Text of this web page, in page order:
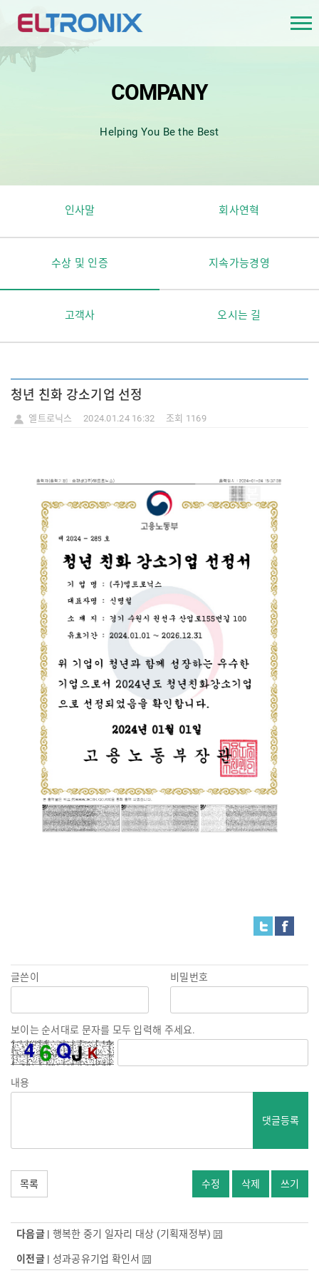
COMPANY
Helping You Be the Best
인사말 회사연혁
수상 및 인증 지속가능경영
고객사 오시는 길
청년 친화 강소기업 선정
엘트로닉스 2024.01.24 16:32 조회 1169
글쓴이 비밀번호
보이는 순서대로 문자를 모두 입력해 주세요.
내용
댓글등록
목록 수정 삭제 쓰기
다음글 | 행복한 중기 일자리 대상 (기획재정부)
이전글 | 성과공유기업 확인서